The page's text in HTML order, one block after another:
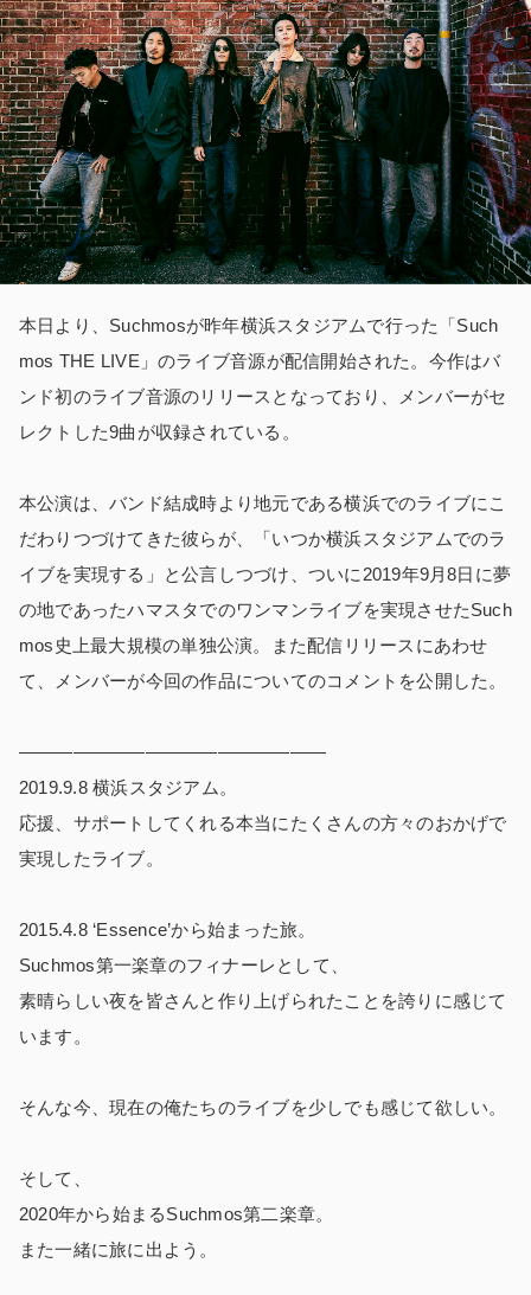
本日より、Suchmosが昨年横浜スタジアムで行った「Such
mos THE LIVE」のライブ音源が配信開始された。今作はバ
ンド初のライブ音源のリリースとなっており、メンバーがセ
レクトした9曲が収録されている。
本公演は、バンド結成時より地元である横浜でのライブにこ
だわりつづけてきた彼らが、「いつか横浜スタジアムでのラ
イブを実現する」と公言しつづけ、ついに2019年9月8日に夢
の地であったハマスタでのワンマンライブを実現させたSuch
mos史上最大規模の単独公演。また配信リリースにあわせ
て、メンバーが今回の作品についてのコメントを公開した。
—————————————————
2019.9.8 横浜スタジアム。
応援、サポートしてくれる本当にたくさんの方々のおかげで
実現したライブ。
2015.4.8 ‘Essence’から始まった旅。
Suchmos第一楽章のフィナーレとして、
素晴らしい夜を皆さんと作り上げられたことを誇りに感じて
います。
そんな今、現在の俺たちのライブを少しでも感じて欲しい。
そして、
2020年から始まるSuchmos第二楽章。
また一緒に旅に出よう。